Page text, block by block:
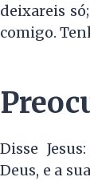
deixareis
comigo.
Disse
Deus, e a